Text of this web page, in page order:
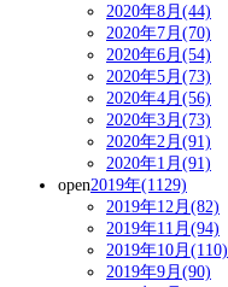
2020年8月(44)
2020年7月(70)
2020年6月(54)
2020年5月(73)
2020年4月(56)
2020年3月(73)
2020年2月(91)
2020年1月(91)
open2019年(1129)
2019年12月(82)
2019年11月(94)
2019年10月(110)
2019年9月(90)